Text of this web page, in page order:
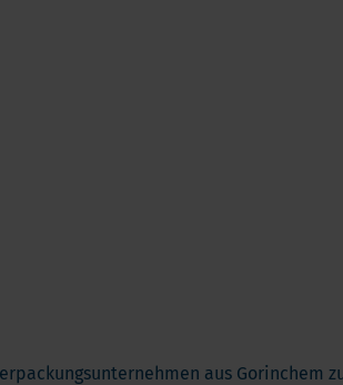
aus Gorinchem